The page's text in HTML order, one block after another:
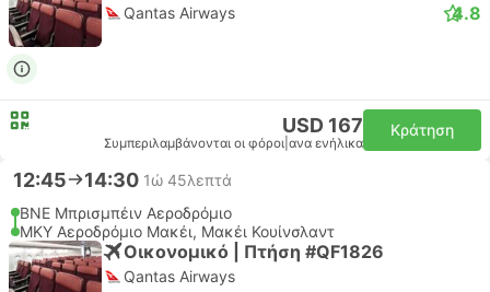
Qantas Airways 4.8
USD 167
Συμπεριλαμβάνονται οι φόροι ανα ενήλικα
Κράτηση
12:45 14:30 1ώ 45λεπτά
BNE Μπρισμπέιν Αεροδρόμιο
MKY Αεροδρόμιο Μακέι, Μακέι Κουίνσλαντ
Οικονομικό | Πτήση #QF1826
Qantas Airways